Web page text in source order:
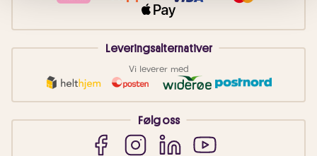
Leveringsalternativer
Vi leverer med
Følg oss